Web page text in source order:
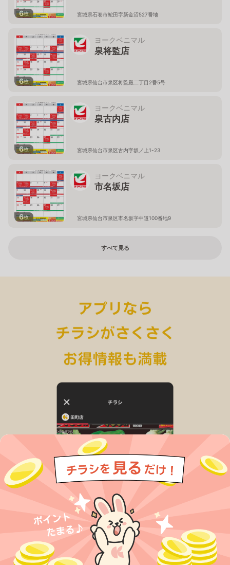
6枚 宮城県石巻市蛇田字新金沼527番地
6枚
ヨークベニマル
泉将監店
宮城県仙台市泉区将監殿二丁目2番5号
6枚
ヨークベニマル
泉古内店
宮城県仙台市泉区古内字坂ノ上1-23
6枚
ヨークベニマル
市名坂店
宮城県仙台市泉区市名坂字中道100番地9
すべて見る